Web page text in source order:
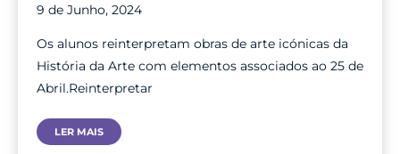
9 de Junho, 2024
Os alunos reinterpretam obras de arte icónicas da
História da Arte com elementos associados ao 25 de
Abril.Reinterpretar
Exposição
De
Trabalhos
LER MAIS